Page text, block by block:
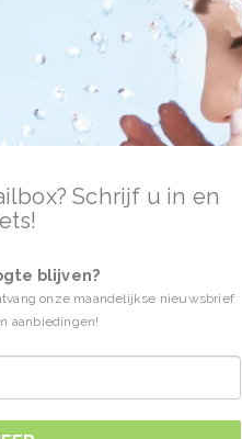
Schrijf u in en
blijven?
onze maandelijkse nieuwsbrief
aanbiedingen!